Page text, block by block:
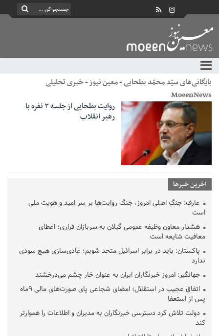
بایگانی‌های سیّد محمّد بطحایی - معین نیوز - خبری تحلیلی
MoeenNews
روایت بطحایی از جلسه ۳ نفره با
رهبر انقلاب
آخرین خبرها
عارف: جنگ اصلی امروز، جنگ روایت‌ها بر سر امید و هویت ملی
است
هشدار معاون وظیفه عمومی گیلان به سربازان فراری؛ اعطای
معافیت شایعه است
پاکستان: باید در برابر اسرائیل متحد شویم؛ عادی‌سازی هیچ سودی
ندارد
جهانگیر: امروز خبرنگاران ایران به عنوان خار چشم می‌درخشند
اتفاق عجیب در استقلال؛ امضای شجاعی پای صورت‌های مالی ٩ماه
پس از استعفا
دولت تلاش کرد دسترسی خبرنگاران به مدیران و اطلاعات را هموارتر
کند